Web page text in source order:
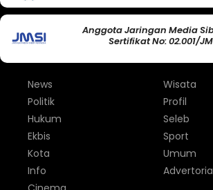
Anggota Jaringan Media
Sertifikat No: 02.001/
News
Politik
Hukum
Ekbis
Kota
Info
Wisata
Profil
Seleb
Sport
Umum